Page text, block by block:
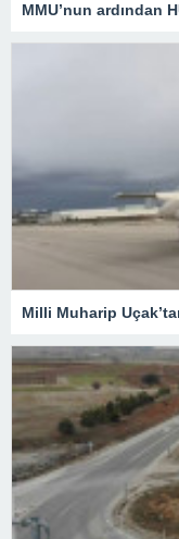
MMU’nun ardından
Milli Muharip